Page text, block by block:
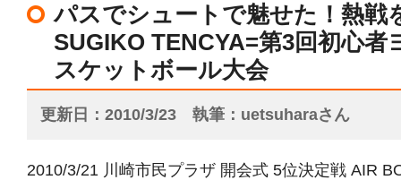
パスでシュートで魅せた！熱戦
SUGIKO TENCYA=第3回初心者
スケットボール大会
更新日 2010/3/23 執筆 uetsuharaさん
2010/3/21 川崎市民プラザ 開会式 5位決定戦 AIR